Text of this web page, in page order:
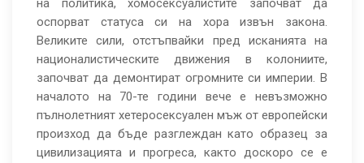
на политика, хомосексуалистите започват да
оспорват статуса си на хора извън закона.
Великите сили, отстъпвайки пред исканията на
националистическите движения в колониите,
започват да демонтират огромните си империи. В
началото на 70-те години вече е невъзможно
пълнолетният хетеросексуален мъж от европейски
произход да бъде разглеждан като образец за
цивилизацията и прогреса, както доскоро се е